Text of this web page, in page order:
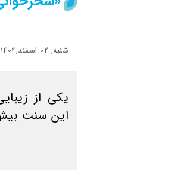
شنبه, 02 اسفند,1404 - 13:48
یکی از
این سنت بیش از ۱۰۰ سال که در روستای پنداس